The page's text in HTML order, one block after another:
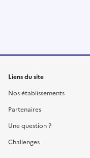
Liens du site
Nos établissements
Partenaires
Une question ?
Challenges